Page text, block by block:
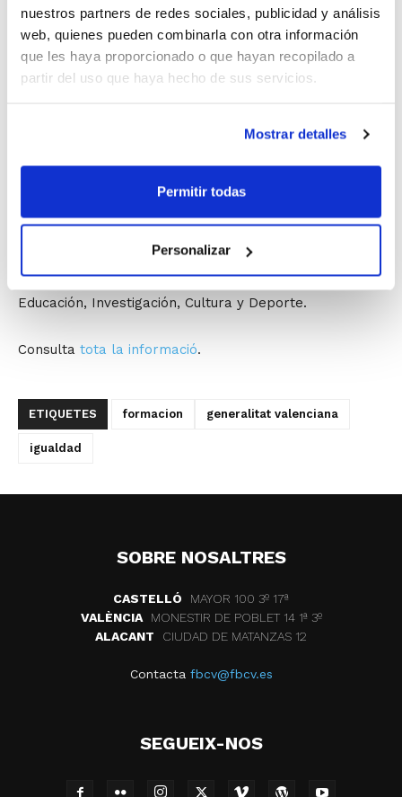
nuestros partners de redes sociales, publicidad y análisis
web, quienes pueden combinarla con otra información
que les haya proporcionado o que hayan recopilado a
partir del uso que haya hecho de sus servicios.
Mostrar detalles
Permitir todas
Personalizar
Analizar la participación de la mujer en
los diferentes deportes federados
Reflexionar sobre posibles actuaciones
federativos y deportivos
La actividad se llevará a cabo el jueves
a las 16:15 h. en la Sala Mezquita de la Conselleria de
Educación, Investigación, Cultura y Deporte.
Consulta tota la informació.
ETIQUETES formacion generalitat valenciana
igualdad
SOBRE NOSALTRES
CASTELLÓ
MAYOR 100 3º 17ª
VALÈNCIA
MONESTIR DE POBLET 14 1ª 3º
ALACANT
CIUDAD DE MATANZAS 12
Contacta fbcv@fbcv.es
SEGUEIX-NOS